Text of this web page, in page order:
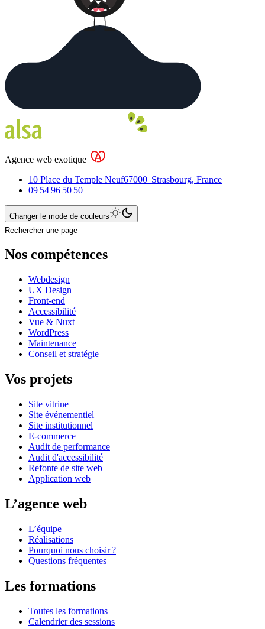
Agence web exotique
10 Place du Temple Neuf67000 Strasbourg, France
09 54 96 50 50
Changer le mode de couleurs
Rechercher une page
Nos compétences
Webdesign
UX Design
Front-end
Accessibilité
Vue & Nuxt
WordPress
Maintenance
Conseil et stratégie
Vos projets
Site vitrine
Site événementiel
Site institutionnel
E-commerce
Audit de performance
Audit d'accessibilité
Refonte de site web
Application web
L’agence web
L’équipe
Réalisations
Pourquoi nous choisir ?
Questions fréquentes
Les formations
Toutes les formations
Calendrier des sessions